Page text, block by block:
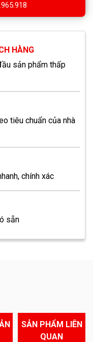
HÀNG
sản phẩm thấp
tiêu chuẩn của nhà
chính xác
sẵn
SẢN PHẨM LIÊN
QUAN